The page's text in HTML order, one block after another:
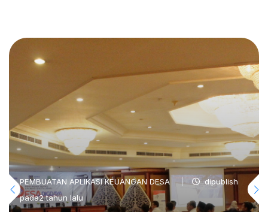
PEMBUATAN APLIKASI KEUANGAN DESA
dipublish
pada2 tahun lalu